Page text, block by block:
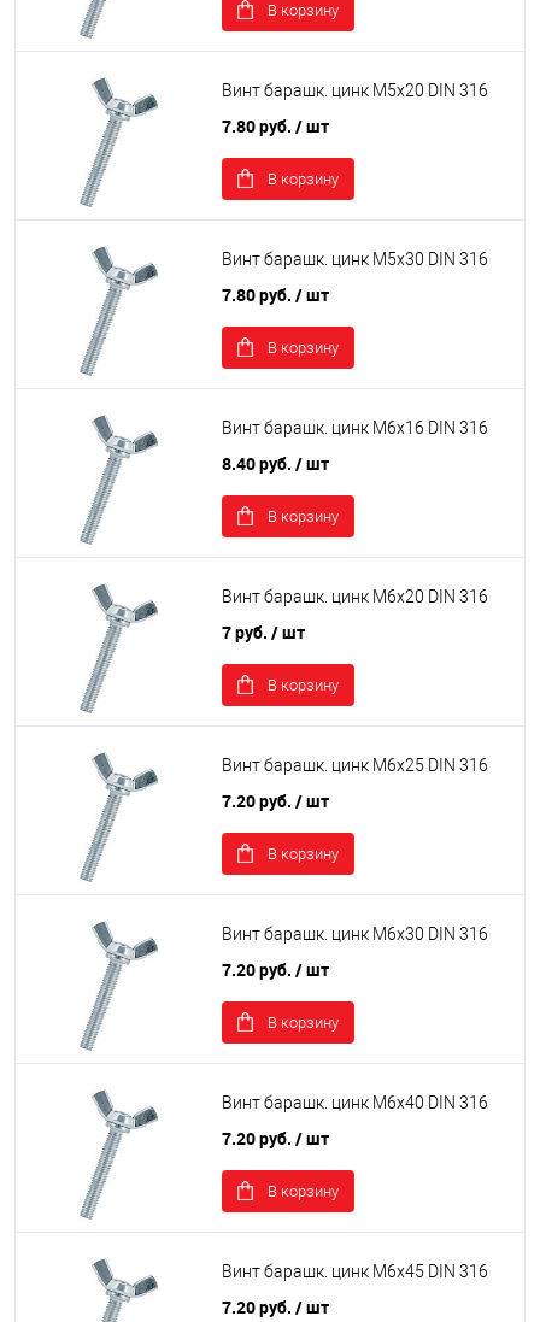
В корзину
Винт барашк. цинк М5х20 DIN 316
7.80 руб. / шт
В корзину
Винт барашк. цинк М5х30 DIN 316
7.80 руб. / шт
В корзину
Винт барашк. цинк М6х16 DIN 316
8.40 руб. / шт
В корзину
Винт барашк. цинк М6х20 DIN 316
7 руб. / шт
В корзину
Винт барашк. цинк М6х25 DIN 316
7.20 руб. / шт
В корзину
Винт барашк. цинк М6х30 DIN 316
7.20 руб. / шт
В корзину
Винт барашк. цинк М6х40 DIN 316
7.20 руб. / шт
В корзину
Винт барашк. цинк М6х45 DIN 316
7.20 руб. / шт